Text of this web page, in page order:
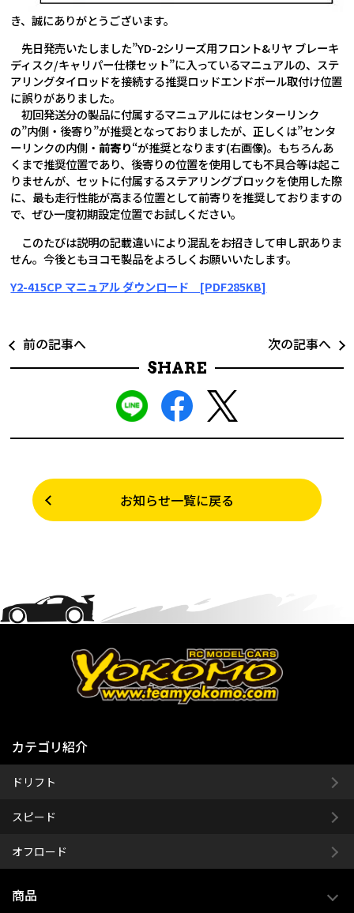
き、誠にありがとうございます。
先日発売いたしました”YD-2シリーズ用フロント&リヤ ブレーキ
ディスク/キャリパー仕様セット”に入っているマニュアルの、ステ
アリングタイロッドを接続する推奨ロッドエンドボール取付け位置
に誤りがありました。
初回発送分の製品に付属するマニュアルにはセンターリンク
の”内側・後寄り”が推奨となっておりましたが、正しくは”センタ
ーリンクの内側・前寄り“が推奨となります(右画像)。もちろんあ
くまで推奨位置であり、後寄りの位置を使用しても不具合等は起こ
りませんが、セットに付属するステアリングブロックを使用した際
に、最も走行性能が高まる位置として前寄りを推奨しておりますの
で、ぜひ一度初期設定位置でお試しください。
このたびは説明の記載違いにより混乱をお招きして申し訳ありま
せん。今後ともヨコモ製品をよろしくお願いいたします。
Y2-415CP マニュアル ダウンロード [PDF285KB]
前の記事へ
次の記事へ
SHARE
お知らせ一覧に戻る
カテゴリ紹介
ドリフト
スピード
オフロード
商品